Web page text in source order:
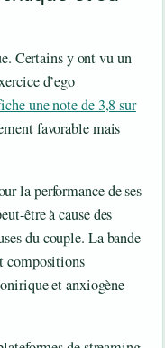
Certains y ont vu un
d’ego
une note de 3,8 sur
favorable mais
la performance de ses
être à cause des
du couple. La bande
compositions
et anxiogène